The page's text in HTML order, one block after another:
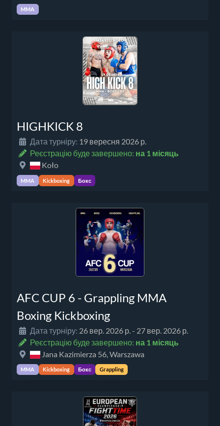
MMA
HIGHKICK 8
Дата турніру: 19 вересня 2026 р.
Реєстрацію буде завершено: на 1 місяць
Koło
MMA Kickboxing Бокс
AFC CUP 6 - Grappling MMA
Boxing Kickboxing
Дата турніру: 26 вер. 2026 р. - 27 вер. 2026 р.
Реєстрацію буде завершено: на 1 місяць
Jana Kazimierza 56, Warszawa
MMA Kickboxing Бокс Grappling